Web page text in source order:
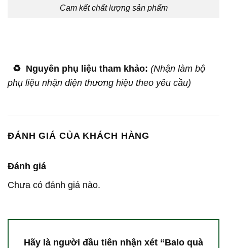
Cam kết chất lượng sản phẩm
♻️ Nguyên phụ liệu tham khảo: (Nhận làm bộ
phụ liệu nhận diện thương hiệu theo yêu cầu)
ĐÁNH GIÁ CỦA KHÁCH HÀNG
Đánh giá
Chưa có đánh giá nào.
Hãy là người đầu tiên nhận xét “Balo quà